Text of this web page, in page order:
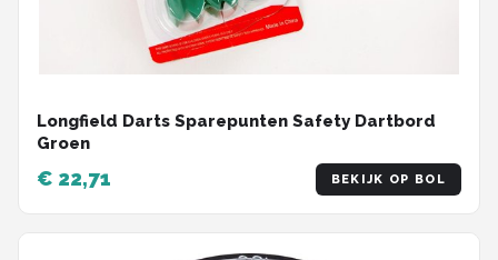
Longfield Darts Sparepunten Safety Dartbord
Groen
€ 22,71 BEKIJK OP BOL